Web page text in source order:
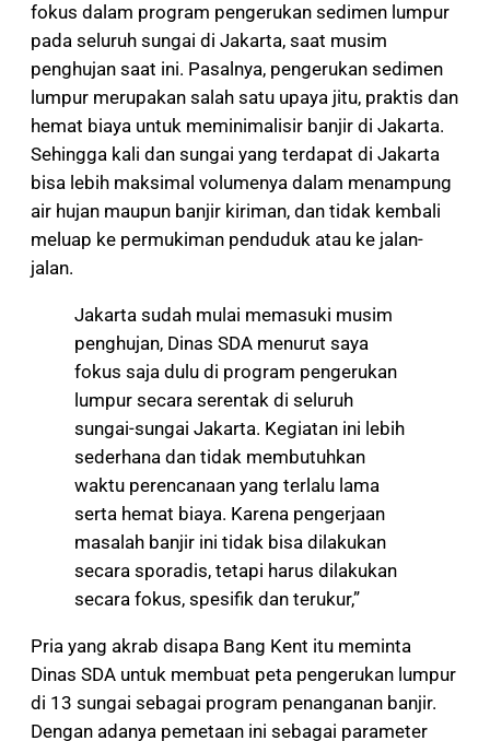
fokus dalam program pengerukan sedimen lumpur
pada seluruh sungai di Jakarta, saat musim
penghujan saat ini. Pasalnya, pengerukan sedimen
lumpur merupakan salah satu upaya jitu, praktis dan
hemat biaya untuk meminimalisir banjir di Jakarta.
Sehingga kali dan sungai yang terdapat di Jakarta
bisa lebih maksimal volumenya dalam menampung
air hujan maupun banjir kiriman, dan tidak kembali
meluap ke permukiman penduduk atau ke jalan-
jalan.
Jakarta sudah mulai memasuki musim
penghujan, Dinas SDA menurut saya
fokus saja dulu di program pengerukan
lumpur secara serentak di seluruh
sungai-sungai Jakarta. Kegiatan ini lebih
sederhana dan tidak membutuhkan
waktu perencanaan yang terlalu lama
serta hemat biaya. Karena pengerjaan
masalah banjir ini tidak bisa dilakukan
secara sporadis, tetapi harus dilakukan
secara fokus, spesifik dan terukur,”
Pria yang akrab disapa Bang Kent itu meminta
Dinas SDA untuk membuat peta pengerukan lumpur
di 13 sungai sebagai program penanganan banjir.
Dengan adanya pemetaan ini sebagai parameter